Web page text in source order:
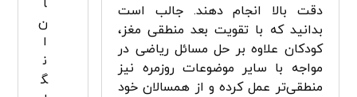
دقت بالا انجام دهند. جالب است
بدانید که با تقویت بعد منطقی مغز،
کودکان علاوه بر حل مسائل ریاضی در
مواجه با سایر موضوعات روزمره نیز
منطقی­‌تر عمل کرده و از همسالان خود
ا
ن
ا
ن
گ